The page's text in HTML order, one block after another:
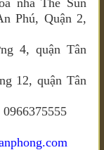
Phú, Quận 2,
4, quận Tân
12, quận Tân